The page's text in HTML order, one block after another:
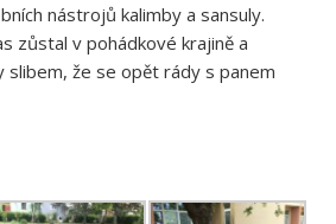
nástrojů kalimby a sansuly.
zůstal v pohádkové krajině a
slibem, že se opět rády s panem